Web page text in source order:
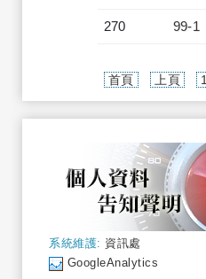
270 99-1
首頁 上頁 1
系統維護: 資訊處
GoogleAnalytics